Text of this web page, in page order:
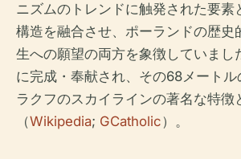
ニズムのトレンドに触発された要素
構造を融合させ、ポーランドの歴史
生への願望の両方を象徴していまし
に完成・奉献され、その68メートル
ラクフのスカイラインの著名な特徴
（Wikipedia; GCatholic）。